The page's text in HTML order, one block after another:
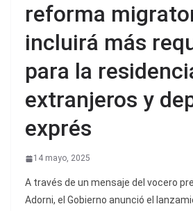
reforma
incluirá más
para la
extranjeros y
exprés
14 mayo, 2025
A través de un mensaje del vocero
Adorni, el Gobierno anunció el